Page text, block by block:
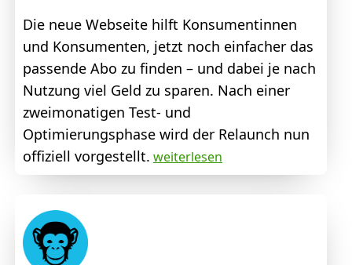
Die neue Webseite hilft Konsumentinnen
und Konsumenten, jetzt noch einfacher das
passende Abo zu finden – und dabei je nach
Nutzung viel Geld zu sparen. Nach einer
zweimonatigen Test- und
Optimierungsphase wird der Relaunch nun
offiziell vorgestellt. weiterlesen